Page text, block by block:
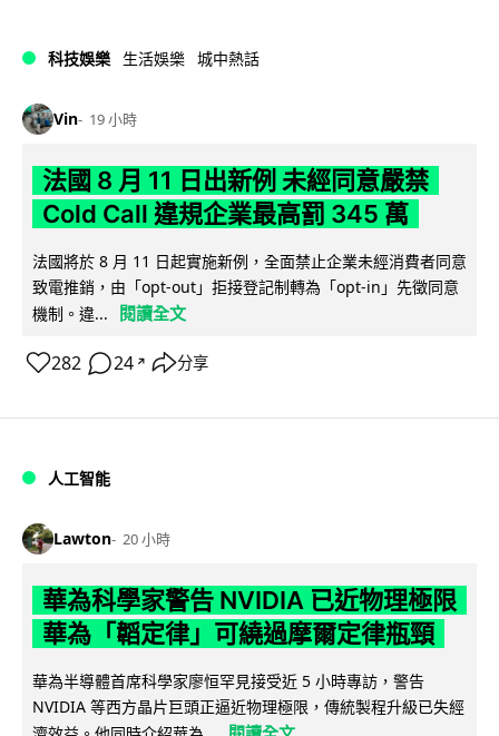
科技娛樂 生活娛樂 城中熱話
Vin 19 小時
法國 8 月 11 日出新例 未經同意嚴禁
Cold Call 違規企業最高罰 345 萬
法國將於 8 月 11 日起實施新例，全面禁止企業未經消費者同意
致電推銷，由「opt-out」拒接登記制轉為「opt-in」先徵同意
機制。違...
閱讀全文
282 24 ↗ 分享
人工智能
Lawton 20 小時
華為科學家警告 NVIDIA 已近物理極限
華為「韜定律」可繞過摩爾定律瓶頸
華為半導體首席科學家廖恒罕見接受近 5 小時專訪，警告
NVIDIA 等西方晶片巨頭正逼近物理極限，傳統製程升級已失經